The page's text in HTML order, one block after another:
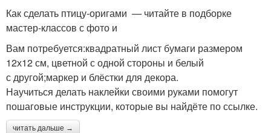
Как сделать птицу-оригами — читайте в подборке
мастер-классов с фото и
Вам потребуется:квадратный лист бумаги размером
12х12 см, цветной с одной стороны и белый
с другой;маркер и блёстки для декора.
Научиться делать наклейки своими руками помогут
пошаговые инструкции, которые вы найдёте по ссылке.
читать дальше →